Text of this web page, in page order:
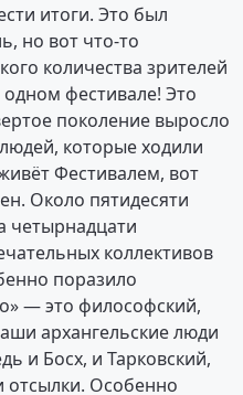
итоги. Это был
но вот что-то
количества зрителей
фестивале! Это
поколение выросло
которые ходили
Фестивалем, вот
Около пятидесяти
четырнадцати
коллективов
поразило
— это философский,
архангельские люди
и Босх, и Тарковский,
отсылки. Особенно